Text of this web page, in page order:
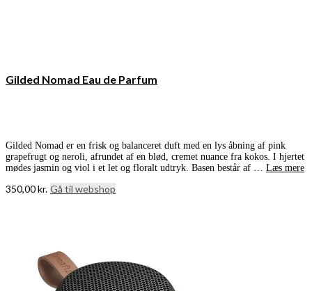
Gilded Nomad Eau de Parfum
Gilded Nomad er en frisk og balanceret duft med en lys åbning af pink
grapefrugt og neroli, afrundet af en blød, cremet nuance fra kokos. I hjertet
mødes jasmin og viol i et let og floralt udtryk. Basen består af … Læs mere
350,00kr. Gå til webshop